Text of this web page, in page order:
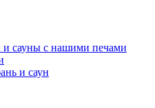
и сауны с нашими печами
и саун